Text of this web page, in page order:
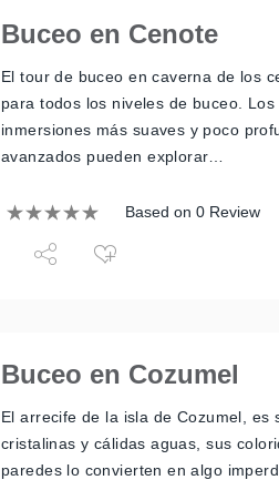
Buceo en Cenote
El tour de buceo en caverna de los
para todos los niveles de buceo.
inmersiones más suaves y poco
avanzados pueden explorar…
Based on 0 Review
Buceo en Cozumel
El arrecife de la isla de Cozumel,
cristalinas y cálidas aguas, sus
paredes lo convierten en algo